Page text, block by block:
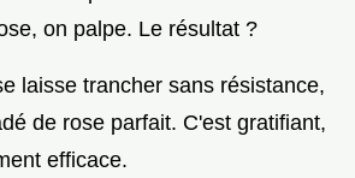
on palpe. Le résultat ?
laisse trancher sans résistance,
de rose parfait. C'est gratifiant,
efficace.